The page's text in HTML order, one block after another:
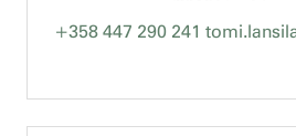
+358 447 290 241